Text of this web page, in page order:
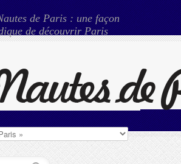
de Paris : une façon
de découvrir Paris